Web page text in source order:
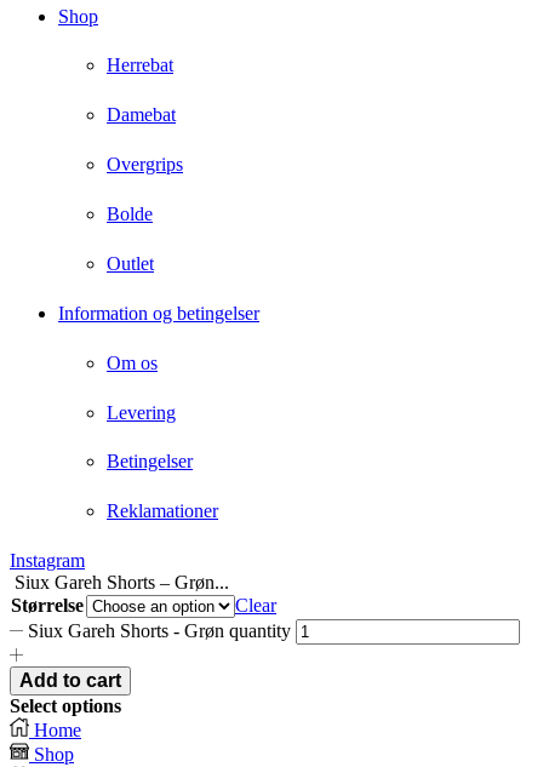
Shop
Herrebat
Damebat
Overgrips
Bolde
Outlet
Information og betingelser
Om os
Levering
Betingelser
Reklamationer
Instagram
Siux Gareh Shorts – Grøn...
Størrelse
Clear
Siux Gareh Shorts - Grøn quantity
Add to cart
Select options
Home
Shop